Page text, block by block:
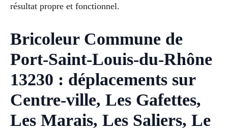
résultat propre et fonctionnel.
Bricoleur Commune de
Port-Saint-Louis-du-Rhône
13230 : déplacements sur
Centre-ville, Les Gafettes,
Les Marais, Les Saliers, Le